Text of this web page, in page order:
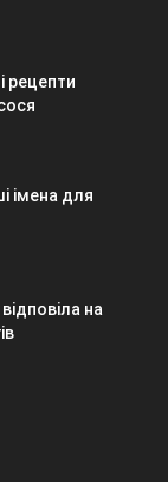
рецепти
імена для
на